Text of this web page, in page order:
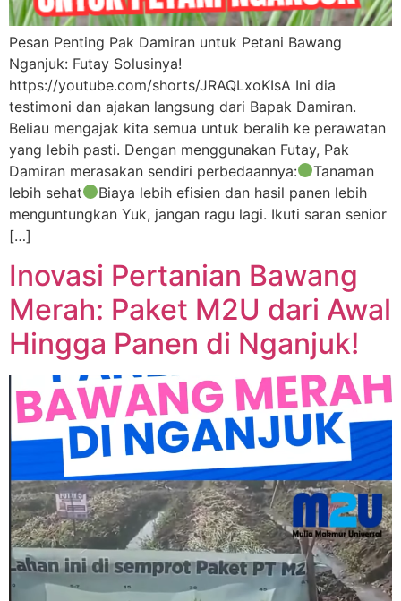
Pesan Penting Pak Damiran untuk Petani Bawang
Nganjuk: Futay Solusinya!
https://youtube.com/shorts/JRAQLxoKIsA Ini dia
testimoni dan ajakan langsung dari Bapak Damiran.
Beliau mengajak kita semua untuk beralih ke perawatan
yang lebih pasti. Dengan menggunakan Futay, Pak
Damiran merasakan sendiri perbedaannya:
Tanaman
lebih sehat
Biaya lebih efisien dan hasil panen lebih
menguntungkan Yuk, jangan ragu lagi. Ikuti saran senior
[…]
Inovasi Pertanian Bawang
Merah: Paket M2U dari Awal
Hingga Panen di Nganjuk!